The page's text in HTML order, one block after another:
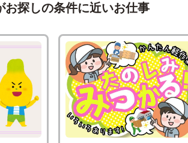
お探しの条件に近いお仕事